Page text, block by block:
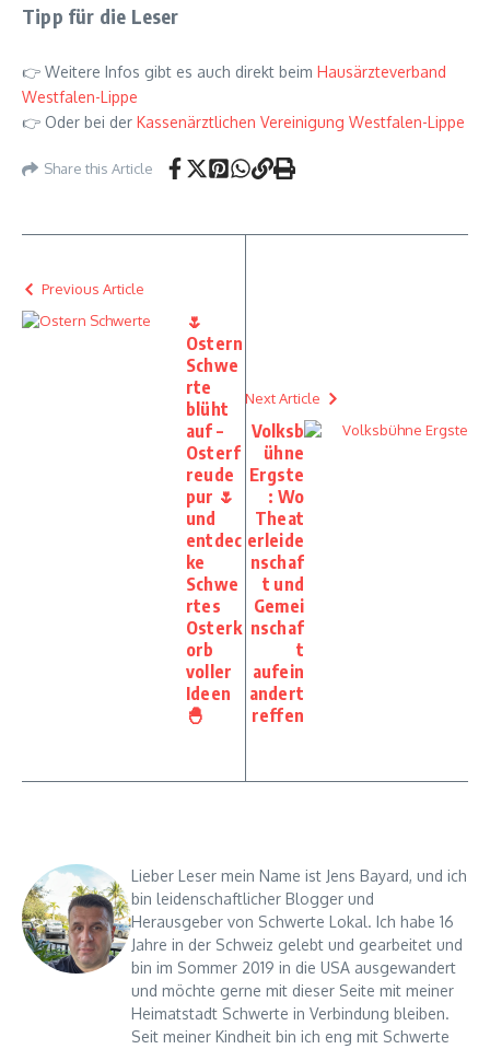
Tipp für die Leser
👉 Weitere Infos gibt es auch direkt beim Hausärzteverband
Westfalen-Lippe
👉 Oder bei der Kassenärztlichen Vereinigung Westfalen-Lippe
Share this Article
Previous Article
🌷
Ostern
Schwe
rte
blüht
auf –
Osterf
reude
pur 🌷
und
entdec
ke
Schwe
rtes
Osterk
orb
voller
Ideen
🐣
Next Article
Volksb
ühne
Ergste
: Wo
Theat
erleide
nschaf
t und
Gemei
nschaf
t
aufein
andert
reffen
Lieber Leser mein Name ist Jens Bayard, und ich
bin leidenschaftlicher Blogger und
Herausgeber von Schwerte Lokal. Ich habe 16
Jahre in der Schweiz gelebt und gearbeitet und
bin im Sommer 2019 in die USA ausgewandert
und möchte gerne mit dieser Seite mit meiner
Heimatstadt Schwerte in Verbindung bleiben.
Seit meiner Kindheit bin ich eng mit Schwerte